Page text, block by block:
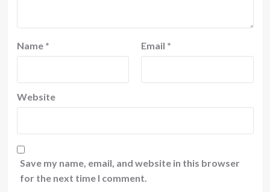
Name * Email *
Website
Save my name, email, and website in this browser
for the next time I comment.